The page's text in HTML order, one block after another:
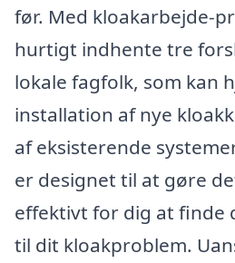
før. Med kloakarbejde-
hurtigt indhente tre
lokale fagfolk, som kan
installation af nye
af eksisterende
er designet til at gøre
effektivt for dig at finde
til dit kloakproblem.